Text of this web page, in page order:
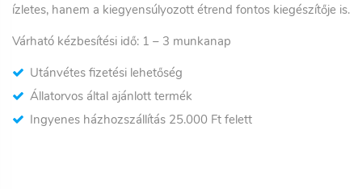
ízletes, hanem a kiegyensúlyozott étrend fontos kiegészítője is.
Várható kézbesítési idő: 1 – 3 munkanap
Utánvétes fizetési lehetőség
Állatorvos által ajánlott termék
Ingyenes házhozszállítás 25.000 Ft felett